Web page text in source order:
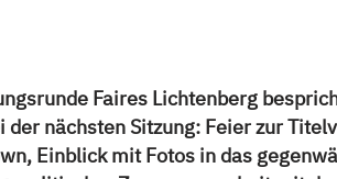
Faires Lichtenberg
der nächsten Sitzung: Feier zur
Einblick mit Fotos in das